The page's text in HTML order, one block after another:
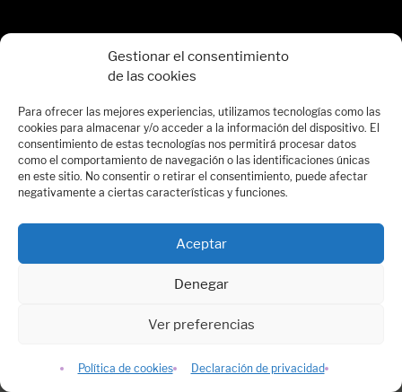
Gestionar el consentimiento
de las cookies
Para ofrecer las mejores experiencias, utilizamos tecnologías como las
cookies para almacenar y/o acceder a la información del dispositivo. El
consentimiento de estas tecnologías nos permitirá procesar datos
como el comportamiento de navegación o las identificaciones únicas
en este sitio. No consentir o retirar el consentimiento, puede afectar
negativamente a ciertas características y funciones.
Aceptar
Denegar
Ver preferencias
Política de cookies Declaración de privacidad
Noticias